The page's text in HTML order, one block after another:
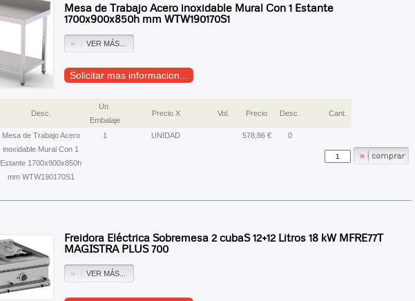
Mesa de Trabajo Acero inoxidable Mural Con 1 Estante
1700x900x850h mm WTW190170S1
VER MÁS...
Solicitar mas informacion...
Desc.
Un.
Embalaje
Precio X Vol. Precio Desc. Cant.
Mesa de Trabajo Acero
inoxidable Mural Con 1
Estante 1700x900x850h
mm WTW190170S1
1 UNIDAD 578,86 € 0
Freidora Eléctrica Sobremesa 2 cubaS 12+12 Litros 18 kW MFRE77T
MAGISTRA PLUS 700
VER MÁS...